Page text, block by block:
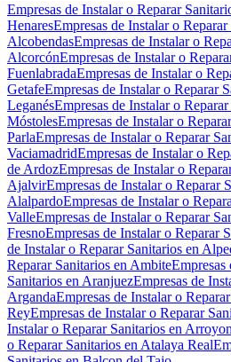
Empresas de Instalar o Reparar
HenaresEmpresas de Instalar o
AlcobendasEmpresas de Instalar o
AlcorcónEmpresas de Instalar o
FuenlabradaEmpresas de Instalar o
GetafeEmpresas de Instalar o Reparar
LeganésEmpresas de Instalar o
MóstolesEmpresas de Instalar o
ParlaEmpresas de Instalar o Reparar
VaciamadridEmpresas de Instalar o
de ArdozEmpresas de Instalar o
AjalvirEmpresas de Instalar o Reparar
AlalpardoEmpresas de Instalar o
ValleEmpresas de Instalar o Reparar
FresnoEmpresas de Instalar o Reparar
de Instalar o Reparar Sanitarios en
Reparar Sanitarios en AmbiteEmpresas
Sanitarios en AranjuezEmpresas de
ArgandaEmpresas de Instalar o
ReyEmpresas de Instalar o Reparar
Instalar o Reparar Sanitarios en
o Reparar Sanitarios en Atalaya Real